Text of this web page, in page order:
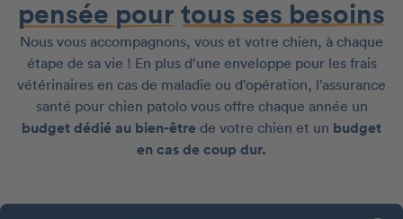
pensée pour tous ses besoins
Nous vous accompagnons, vous et votre chien, à chaque
étape de sa vie ! En plus d’une enveloppe pour les frais
vétérinaires en cas de maladie ou d’opération, l’assurance
santé pour chien patolo vous offre chaque année un
budget dédié au bien-être de votre chien et un budget
en cas de coup dur.